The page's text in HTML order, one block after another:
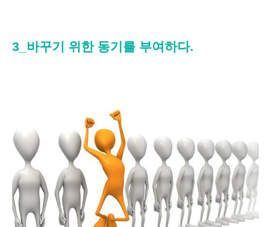
3_바꾸기 위한 동기를 부여하다.